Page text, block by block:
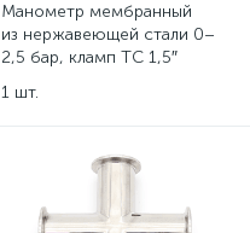
Манометр мембранный
из нержавеющей стали 0–
2,5 бар, кламп TC 1,5″
1 шт.